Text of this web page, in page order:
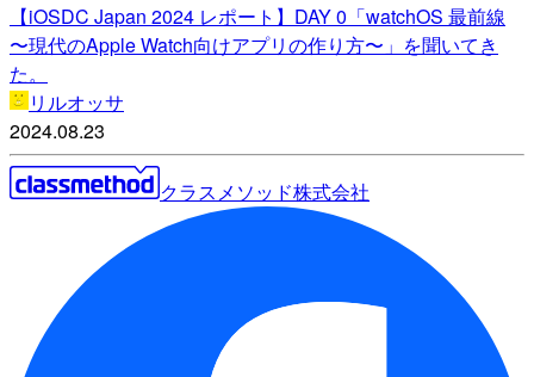
【iOSDC Japan 2024 レポート】DAY 0「watchOS 最前線
〜現代のApple Watch向けアプリの作り方〜」を聞いてき
た。
リルオッサ
2024.08.23
クラスメソッド株式会社